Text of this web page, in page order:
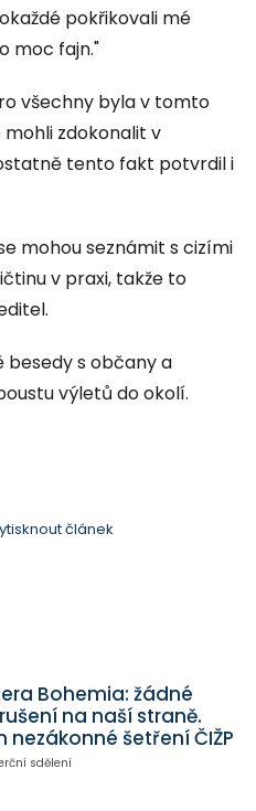
pokřikovali mé
moc fajn."
všechny byla v tomto
zdokonalit v
tento fakt potvrdil i
mohou seznámit s cizími
v praxi, takže to
s občany a
výletů do okolí.
článek
Bohemia: žádné
na naší straně.
nezákonné šetření ČIŽP
sdělení